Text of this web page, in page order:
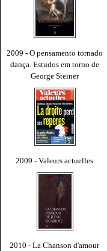
2009 - O pensamento tornado
dança. Estudos em torno de
George Steiner
2009 - Valeurs actuelles
2010 - La Chanson d'amour